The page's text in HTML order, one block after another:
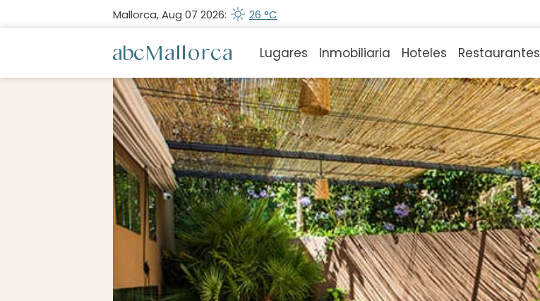
Mallorca, Aug 07 2026: 26 °C
Lugares Inmobiliaria Hoteles Restaurantes